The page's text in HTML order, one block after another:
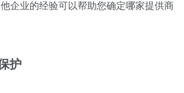
企业的经验可以帮助您确定哪家提供商
护